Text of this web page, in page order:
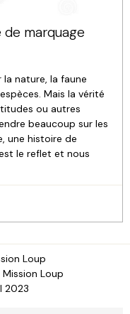
marquage
nature, la faune
Mais la vérité
ou autres
beaucoup sur les
une histoire de
le reflet et nous
Loup
Loup
2023